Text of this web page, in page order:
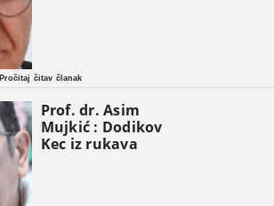
Pročitaj čitav članak
Prof. dr. Asim
Mujkić : Dodikov
Kec iz rukava